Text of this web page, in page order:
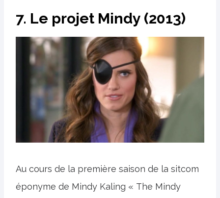
7. Le projet Mindy (2013)
Au cours de la première saison de la sitcom
éponyme de Mindy Kaling « The Mindy